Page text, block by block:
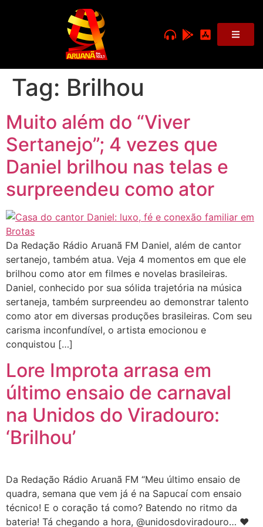
Tag: Brilhou
Muito além do “Viver
Sertanejo”; 4 vezes que
Daniel brilhou nas telas e
surpreendeu como ator
Da Redação Rádio Aruanã FM Daniel, além de cantor
sertanejo, também atua. Veja 4 momentos em que ele
brilhou como ator em filmes e novelas brasileiras.
Daniel, conhecido por sua sólida trajetória na música
sertaneja, também surpreendeu ao demonstrar talento
como ator em diversas produções brasileiras. Com seu
carisma inconfundível, o artista emocionou e
conquistou […]
Lore Improta arrasa em
último ensaio de carnaval
na Unidos do Viradouro:
‘Brilhou’
Da Redação Rádio Aruanã FM “Meu último ensaio de
quadra, semana que vem já é na Sapucaí com ensaio
técnico! E o coração tá como? Batendo no ritmo da
bateria! Tá chegando a hora, @unidosdoviradouro… ❤️